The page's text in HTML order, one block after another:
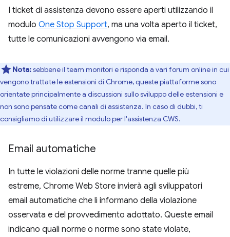
I ticket di assistenza devono essere aperti utilizzando il
modulo One Stop Support, ma una volta aperto il ticket,
tutte le comunicazioni avvengono via email.
Nota:sebbene il team monitori e risponda a vari forum online in cui
vengono trattate le estensioni di Chrome, queste piattaforme sono
orientate principalmente a discussioni sullo sviluppo delle estensioni e
non sono pensate come canali di assistenza. In caso di dubbi, ti
consigliamo di utilizzare il modulo per l'assistenza CWS.
Email automatiche
In tutte le violazioni delle norme tranne quelle più
estreme, Chrome Web Store invierà agli sviluppatori
email automatiche che li informano della violazione
osservata e del provvedimento adottato. Queste email
indicano quali norme o norme sono state violate,